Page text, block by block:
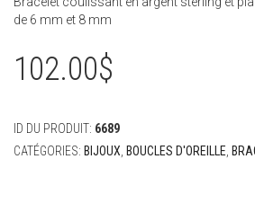
de 6 mm et 8 mm
102.00$
ID DU PRODUIT: 6689
CATÉGORIES: BIJOUX BOUCLES D'OREILLE